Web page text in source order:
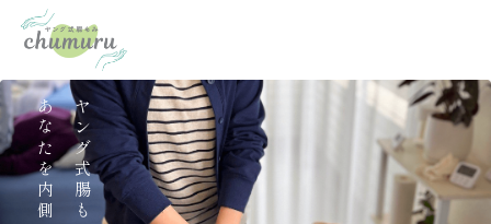
ヤング式腸もみで